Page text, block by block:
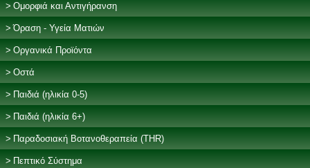
Ομορφιά και Αντιγήρανση
Όραση - Υγεία Ματιών
Οργανικά Προϊόντα
Οστά
Παιδιά (ηλικία 0-5)
Παιδιά (ηλικία 6+)
Παραδοσιακή Βοτανοθεραπεία (THR)
Πεπτικό Σύστημα